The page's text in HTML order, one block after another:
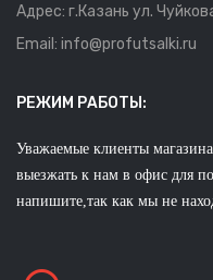
Адрес: г.Казань ул.
Email: info@profutsalki.ru
РЕЖИМ РАБОТЫ:
Уважаемые клиенты
выезжать к нам в офис для
напишите,так как мы не